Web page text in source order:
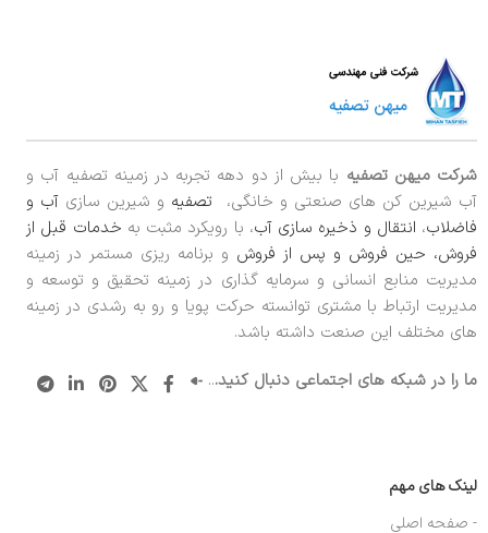
شرکت میهن تصفیه با بیش از دو دهه تجربه در زمینه تصفیه آب و
آب شیرین کن های صنعتی و خانگی،
تصفیه و شیرین سازی آب و
فاضلاب، انتقال و ذخیره سازی آب، با رویکرد مثبت به خدمات قبل از
فروش، حین فروش و پس از فروش و برنامه ریزی مستمر در زمینه
مدیریت منابع انسانی و سرمایه گذاری در زمینه تحقیق و توسعه و
مدیریت ارتباط با مشتری توانسته حرکت پویا و رو به رشدی در زمینه
های مختلف این صنعت داشته باشد.
ما را در شبکه های اجتماعی دنبال کنید...
لینک های مهم
- صفحه اصلی